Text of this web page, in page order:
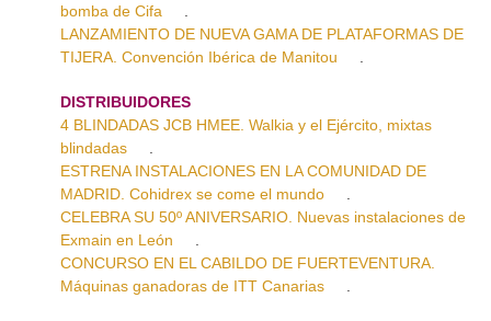
bomba de Cifa
LANZAMIENTO DE NUEVA GAMA DE PLATAFORMAS DE
TIJERA. Convención Ibérica de Manitou
DISTRIBUIDORES
4 BLINDADAS JCB HMEE. Walkia y el Ejército, mixtas
blindadas
ESTRENA INSTALACIONES EN LA COMUNIDAD DE
MADRID. Cohidrex se come el mundo
CELEBRA SU 50º ANIVERSARIO. Nuevas instalaciones de
Exmain en León
CONCURSO EN EL CABILDO DE FUERTEVENTURA.
Máquinas ganadoras de ITT Canarias